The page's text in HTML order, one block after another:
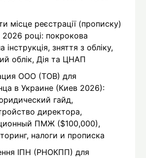
місце реєстрації (прописку)
2026 році: покрокова
інструкція, зняття з обліку,
облік, Дія та ЦНАП
ООО (ТОВ) для
в Украине (Киев 2026):
гайд,
директора,
ПМЖ ($100,000),
налоги и прописка
ІПН (РНОКПП) для